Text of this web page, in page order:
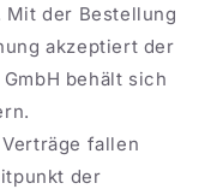
Mit der Bestellung
akzeptiert der
behält sich
fallen
der